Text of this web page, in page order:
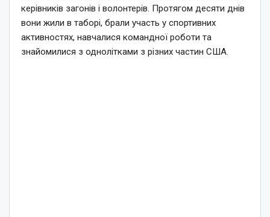
керівників загонів і волонтерів. Протягом десяти днів
вони жили в таборі, брали участь у спортивних
активностях, навчалися командної роботи та
знайомилися з однолітками з різних частин США.